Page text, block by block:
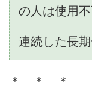
の人は使用不
連続した長期
＊ ＊ ＊